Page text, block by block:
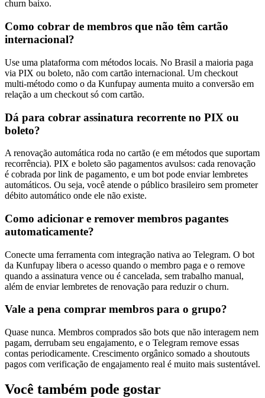
churn baixo.
Como cobrar de membros que não têm cartão
internacional?
Use uma plataforma com métodos locais. No Brasil a maioria paga
via PIX ou boleto, não com cartão internacional. Um checkout
multi-método como o da Kunfupay aumenta muito a conversão em
relação a um checkout só com cartão.
Dá para cobrar assinatura recorrente no PIX ou
boleto?
A renovação automática roda no cartão (e em métodos que suportam
recorrência). PIX e boleto são pagamentos avulsos: cada renovação
é cobrada por link de pagamento, e um bot pode enviar lembretes
automáticos. Ou seja, você atende o público brasileiro sem prometer
débito automático onde ele não existe.
Como adicionar e remover membros pagantes
automaticamente?
Conecte uma ferramenta com integração nativa ao Telegram. O bot
da Kunfupay libera o acesso quando o membro paga e o remove
quando a assinatura vence ou é cancelada, sem trabalho manual,
além de enviar lembretes de renovação para reduzir o churn.
Vale a pena comprar membros para o grupo?
Quase nunca. Membros comprados são bots que não interagem nem
pagam, derrubam seu engajamento, e o Telegram remove essas
contas periodicamente. Crescimento orgânico somado a shoutouts
pagos com verificação de engajamento real é muito mais sustentável.
Você também pode gostar